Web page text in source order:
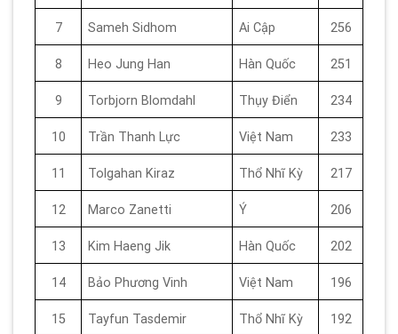
7 Sameh Sidhom Ai Cập 256
8 Heo Jung Han Hàn Quốc 251
9 Torbjorn Blomdahl Thụy Điển 234
10 Trần Thanh Lực Việt Nam 233
11 Tolgahan Kiraz Thổ Nhĩ Kỳ 217
12 Marco Zanetti Ý 206
13 Kim Haeng Jik Hàn Quốc 202
14 Bảo Phương Vinh Việt Nam 196
15 Tayfun Tasdemir Thổ Nhĩ Kỳ 192